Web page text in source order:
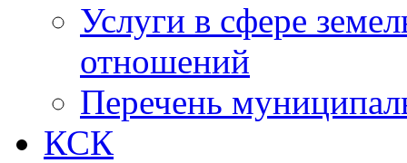
Услуги в сфере
отношений
Перечень
КСК